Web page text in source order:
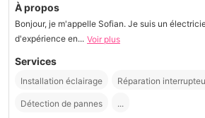
À propos
Bonjour, je m'appelle Sofian. Je suis un
d'expérience en... Voir plus
Services
Installation éclairage Réparation
Détection de pannes ...